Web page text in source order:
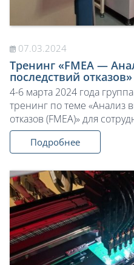
07.03.2024
Тренинг «FMEA —
последствий
4-6 марта 2024 года
тренинг по теме «Анализ
отказов (FMEA)» для
Подробнее